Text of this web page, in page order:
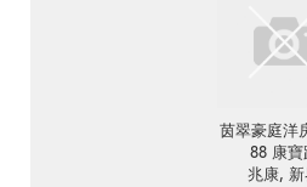
茵翠豪庭洋
88 康寶
兆康, 新